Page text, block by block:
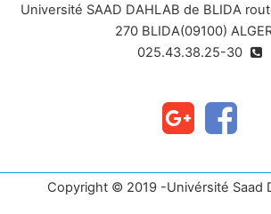
Université SAAD DAHLAB de BLIDA
270 BLIDA(09100)
Copyright © 2019 -Univérsité Saad